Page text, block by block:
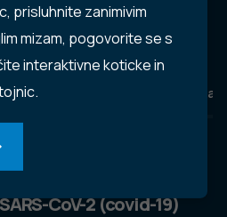
prisluhnite zanimivim
mizam, pogovorite se s
interaktivne koticke in
CoV-2 (covid-19)